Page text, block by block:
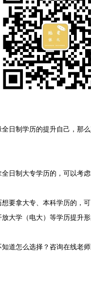
制学历的提升自己，那么
制大专学历的，可以考虑
拿大专、本科学历的，可
放大学（电大）等学历提升
知道怎么选择？咨询在线老